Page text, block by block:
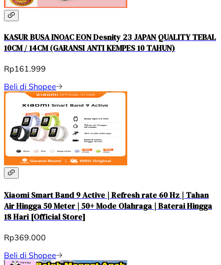
KASUR BUSA INOAC EON Desnity 23 JAPAN QUALITY TEBAL
10CM / 14CM (GARANSI ANTI KEMPES 10 TAHUN)
Rp161.999
Beli di Shopee
Xiaomi Smart Band 9 Active | Refresh rate 60 Hz | Tahan
Air Hingga 50 Meter | 50+ Mode Olahraga | Baterai Hingga
18 Hari [Official Store]
Rp369.000
Beli di Shopee